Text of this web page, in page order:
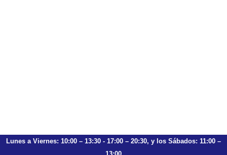
Lunes a Viernes: 10:00 – 13:30 - 17:00 – 20:30, y los Sábados: 11:00 –